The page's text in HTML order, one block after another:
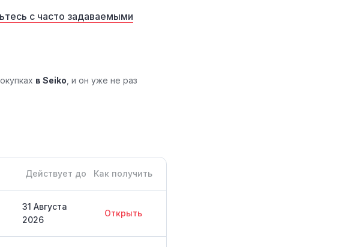
с часто задаваемыми
в Seiko , и он уже не раз
Действует до Как получить
31 Августа
2026
Открыть